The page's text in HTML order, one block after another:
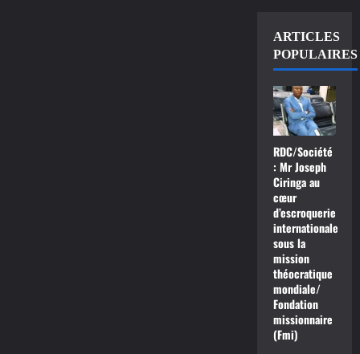
ARTICLES
POPULAIRES
RDC/Société
: Mr Joseph
Ciringa au
cœur
d’escroquerie
internationale
sous la
mission
théocratique
mondiale/
Fondation
missionnaire
(Fmi)